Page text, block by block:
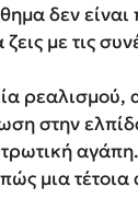
δεν είναι
με τις
ρεαλισμού,
στην
αγάπη.
μια